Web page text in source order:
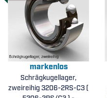
markenlos
Schrägkugellager,
zweireihig 3206-2RS-C3 (